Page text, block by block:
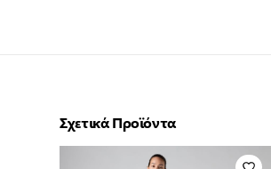
Σχετικά Προϊόντα